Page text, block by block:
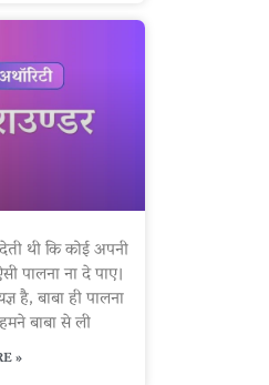
थी कि कोई अपनी
पालना ना दे पाए।
है, बाबा ही पालना
बाबा से ली
»